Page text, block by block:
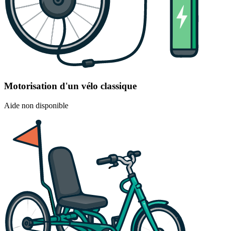
Motorisation d'un vélo classique
Aide non disponible